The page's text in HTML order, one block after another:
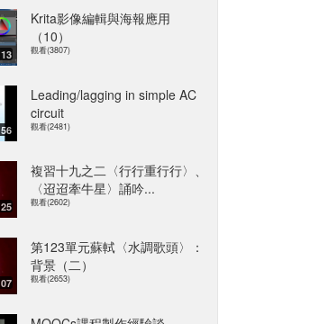
Krita影像編輯與海報應用
（10）
觀看(3807)
Leading/lagging in simple AC
circuit
觀看(2481)
複習十九之二〈行行重行行〉、
〈迢迢牽牛星〉誦吟...
觀看(2602)
第123單元蘇軾〈水調歌頭〉：
背景（二）
觀看(2653)